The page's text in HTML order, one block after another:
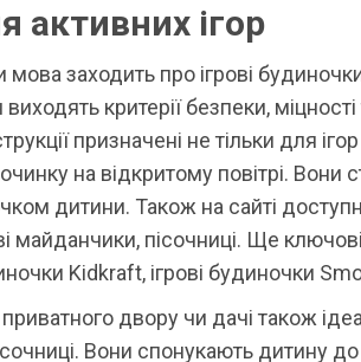
активних ігор
мова заходить про ігрові
виходять критерії безпеки,
призначені не тільки для
на відкритому повітрі.
дитини. Також на сайті
майданчики, пісочниці. Ще
Kidkraft, ігрові будиночки
двору чи дачі також
Вони спонукають дитину